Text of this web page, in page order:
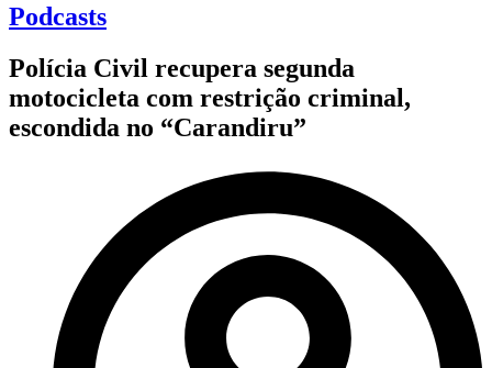
Podcasts
Polícia Civil recupera segunda
motocicleta com restrição criminal,
escondida no “Carandiru”